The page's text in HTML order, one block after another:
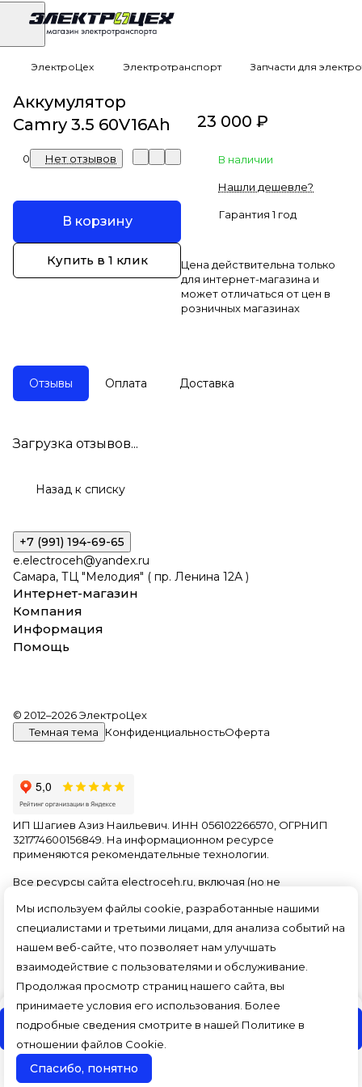
ЭлектроЦех Электротранспорт Запчасти для
Аккумулятор
Camry 3.5 60V16Ah
0 Нет отзывов
В корзину
Купить в 1 клик
23 000 ₽
В наличии
Нашли дешевле?
Гарантия 1 год
Цена действительна только
для интернет-магазина и
может отличаться от цен в
розничных магазинах
Отзывы Оплата Доставка
Загрузка отзывов...
Назад к списку
Мы используем файлы cookie, разработанные нашими
специалистами и третьими лицами, для анализа событий на
нашем веб-сайте, что позволяет нам улучшать
взаимодействие с пользователями и обслуживание.
Продолжая просмотр страниц нашего сайта, вы
принимаете условия его использования. Более
подробные сведения смотрите в нашей Политике в
отношении файлов Cookie
Спасибо, понятно
В корзину
+7 (991) 194-69-65
e.electroceh@yandex.ru
Самара, ТЦ "Мелодия" ( пр. Ленина 12А )
Интернет-магазин
Компания
Информация
Помощь
© 2012–2026 ЭлектроЦех
Темная тема
КонфиденциальностьОферта
ИП Шагиев Азиз Наильевич. ИНН 056102266570, ОГРНИП
321774600156849. На информационном ресурсе
применяются рекомендательные технологии
Все ресурсы сайта electroceh.ru, включая (но не
и видео информацию, структуру, дизайн и оформление
страниц, доменное имя, фирменное наименование
являются объектами авторского права и прав на
интеллектуальную собственность, защищены российским
законодательством и международными соглашениями об
охране авторских прав.Читать далее